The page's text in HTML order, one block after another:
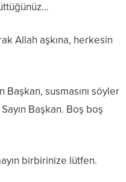
Allah aşkına, herkesin
Başkan, susmasını söyler
Başkan. Boş boş
birbirinize lütfen.